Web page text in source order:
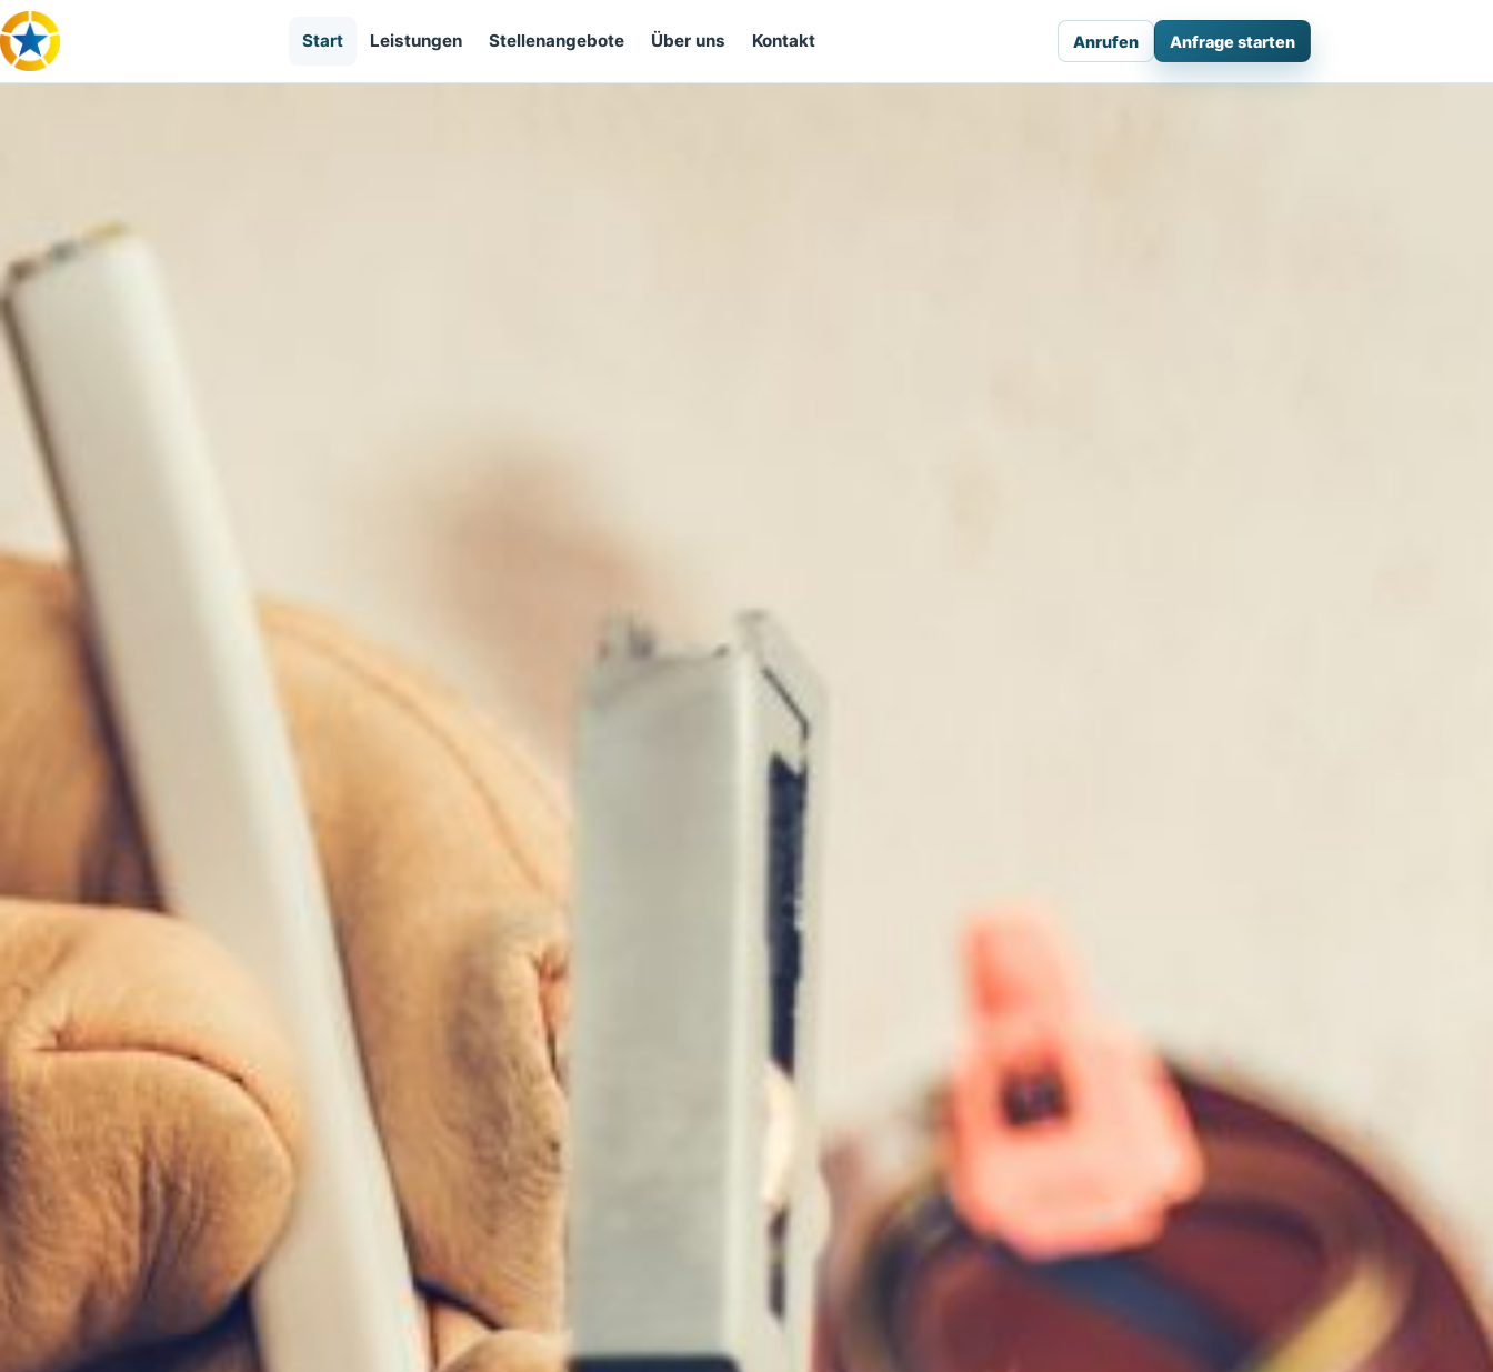
Start Leistungen Stellenangebote Über uns Kontakt Anrufen Anfrage starten